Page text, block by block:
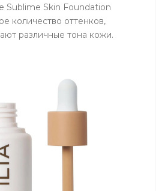
Sublime Skin Foundation
количество оттенков,
различные тона кожи.